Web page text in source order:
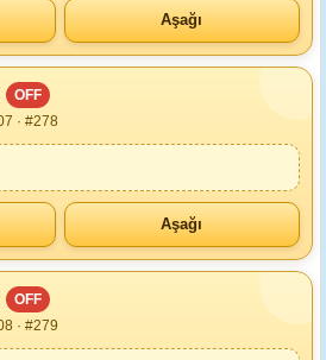
Aşağı
OFF
· #278
Aşağı
OFF
· #279